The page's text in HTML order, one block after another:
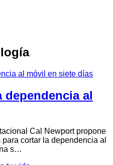
dependencia al
Cal Newport propone
cortar la dependencia al
s…